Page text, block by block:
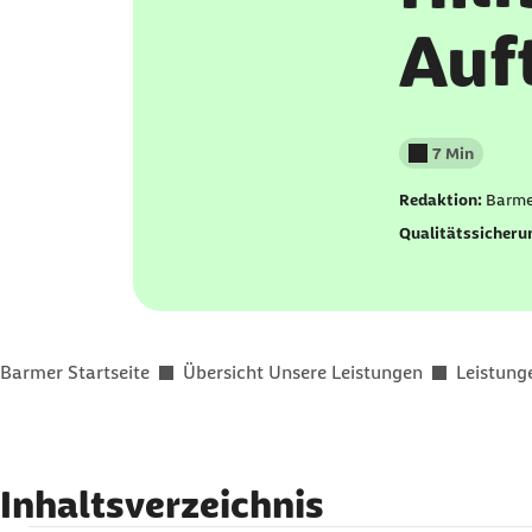
Lesedauer
7 Min
Redaktion:
Sie befinden sich hier:
Barmer Startseite Übersicht Unsere Leistungen
Inhaltsverzeichnis